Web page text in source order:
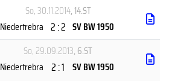
So, 30.11.2014, 14.ST
Niedertrebra 2 : 2 SV BW 1950
So, 29.09.2013, 6.ST
Niedertrebra 2 : 1 SV BW 1950